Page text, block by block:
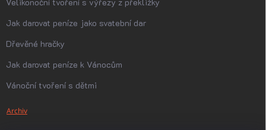
Jak darovat peníze jako svatební dar
Dřevěné hračky
Jak darovat peníze k Vánocům
Vánoční tvoření s dětmi
Archiv